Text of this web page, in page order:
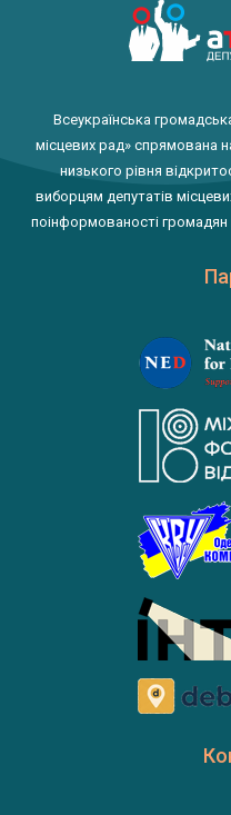
Всеукраїнська
місцевих рад» спрямована
низького рівня
виборцям депутатів
поінформованості громадян